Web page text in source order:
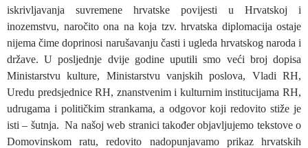
iskrivljavanja suvremene hrvatske povijesti u Hrvatskoj i
inozemstvu, naročito ona na koja tzv. hrvatska diplomacija ostaje
nijema čime doprinosi narušavanju časti i ugleda hrvatskog naroda i
države. U posljednje dvije godine uputili smo veći broj dopisa
Ministarstvu kulture, Ministarstvu vanjskih poslova, Vladi RH,
Uredu predsjednice RH, znanstvenim i kulturnim institucijama RH,
udrugama i političkim strankama, a odgovor koji redovito stiže je
isti – šutnja. Na našoj web stranici također objavljujemo tekstove o
Domovinskom ratu, redovito nadopunjavamo prikaz hrvatskih